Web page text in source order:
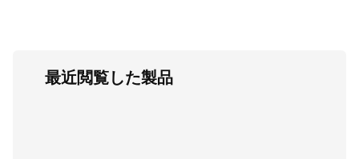
最近閲覧した製品